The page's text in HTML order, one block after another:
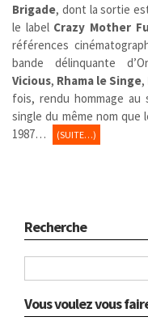
Brigade, dont la sortie
le label Crazy Mother
références
bande délinquante
Vicious, Rhama le Singe,
fois, rendu hommage
single du même nom que
1987…
(SUITE…)
Recherche
Vous voulez vous